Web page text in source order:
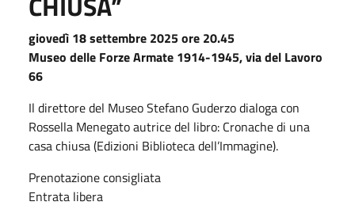
giovedì 18 settembre 2025 ore 20.45
Museo delle Forze Armate 1914-1945,via del Lavoro
66
Il direttore del Museo Stefano Guderzo dialoga con
Rossella Menegato autrice del libro: Cronache di una
casa chiusa (Edizioni Biblioteca dell’Immagine).
Prenotazione consigliata
Entrata libera